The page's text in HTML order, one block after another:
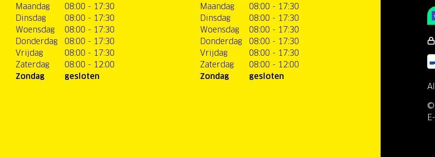
Maandag
08:00 - 17:30
Dinsdag
08:00 - 17:30
Woensdag
08:00 - 17:30
Donderdag
08:00 - 17:30
Vrijdag
08:00 - 17:30
Zaterdag
08:00 - 12:00
Zondag
gesloten
Maandag
08:00 - 17:30
Dinsdag
08:00 - 17:30
Woensdag
08:00 - 17:30
Donderdag
08:00 - 17:30
Vrijdag
08:00 - 17:30
Zaterdag
08:00 - 12:00
Zondag
gesloten
©